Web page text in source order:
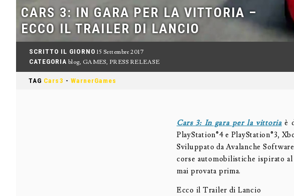
CARS 3: IN GARA PER LA VITTORIA –
ECCO IL TRAILER DI LANCIO
SCRITTO IL GIORNO 15 Settembre 2017
CATEGORIA blog, GAMES, PRESS RELEASE
TAG Cars3 - WarnerGames
Cars 3: In gara per la vittoriaè
PlayStation®4 e PlayStation®3,
Sviluppato da Avalanche
corse automobilistiche ispirato
mai provata prima.
Ecco il Trailer di Lancio